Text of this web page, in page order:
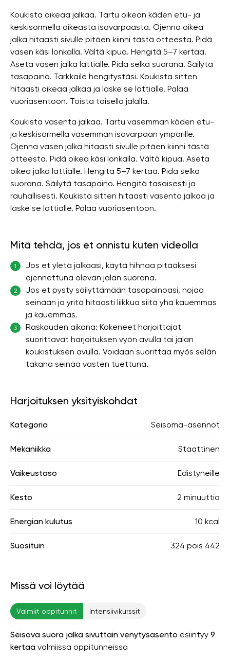
Koukista oikeaa jalkaa. Tartu oikean käden etu- ja
keskisormella oikeasta isovarpaasta. Ojenna oikea
jalka hitaasti sivulle pitäen kiinni tästä otteesta. Pidä
vasen käsi lonkalla. Vältä kipua. Hengitä 5–7 kertaa.
Aseta vasen jalka lattialle. Pidä selkä suorana. Säilytä
tasapaino. Tarkkaile hengitystäsi. Koukista sitten
hitaasti oikeaa jalkaa ja laske se lattialle. Palaa
vuoriasentoon. Toista toisella jalalla.
Koukista vasenta jalkaa. Tartu vasemman käden etu-
ja keskisormella vasemman isovarpaan ympärille.
Ojenna vasen jalka hitaasti sivulle pitäen kiinni tästä
otteesta. Pidä oikea käsi lonkalla. Vältä kipua. Aseta
oikea jalka lattialle. Hengitä 5–7 kertaa. Pidä selkä
suorana. Säilytä tasapaino. Hengitä tasaisesti ja
rauhallisesti. Koukista sitten hitaasti vasenta jalkaa ja
laske se lattialle. Palaa vuoriasentoon.
Mitä tehdä, jos et onnistu kuten videolla
1
Jos et yletä jalkaasi, käytä hihnaa pitääksesi
ojennettuna olevan jalan suorana.
2
Jos et pysty säilyttämään tasapainoasi, nojaa
seinään ja yritä hitaasti liikkua siitä yhä kauemmas
ja kauemmas.
3
Raskauden aikana: Kokeneet harjoittajat
suorittavat harjoituksen vyön avulla tai jalan
koukistuksen avulla. Voidaan suorittaa myös selän
takana seinää vasten tuettuna.
Harjoituksen yksityiskohdat
Kategoria Seisoma-asennot
Mekaniikka Staattinen
Vaikeustaso Edistyneille
Kesto 2 minuuttia
Energian kulutus 10 kcal
Suosituin 324 pois 442
Missä voi löytää
Valmiit oppitunnit Intensiivikurssit
Seisova suora jalka sivuttain venytysasento esiintyy 9
kertaa valmiissa oppitunneissa